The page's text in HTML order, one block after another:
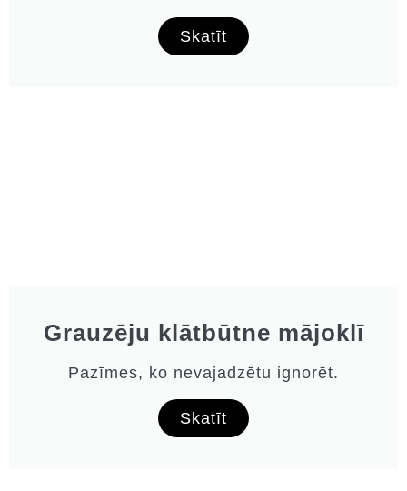
Skatīt
Grauzēju klātbūtne mājoklī
Pazīmes, ko nevajadzētu ignorēt.
Skatīt